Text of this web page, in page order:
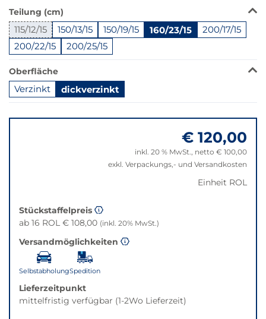
Das
Produkt
ist
in
dieser
Variante
nicht
verfügbar.
Bei
Klick
Alternative
gewünschten
Variante.
Teilung (cm)
115/12/15 150/13/15 150/19/15 160/23/15
200/17/15
200/22/15
200/25/15
Oberfläche
Verzinkt dickverzinkt
zu
€ 120,00
inkl. 20 % MwSt., netto € 100,00
exkl. Verpackungs,- und Versandkosten
Einheit ROL
Stückstaffelpreis
ab 16 ROL € 108,00 (inkl. 20% MwSt.)
Versandmöglichkeiten
SelbstabholungSpedition
Lieferzeitpunkt
mittelfristig verfügbar (1-2Wo Lieferzeit)